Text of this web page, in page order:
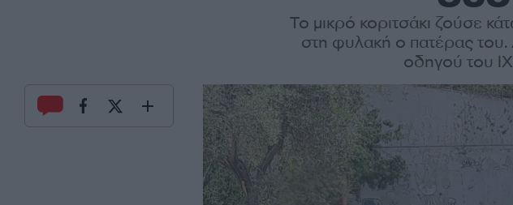
Το μικρό κοριτσάκι ζούσε
στη φυλακή ο πατέρας του.
οδηγού του